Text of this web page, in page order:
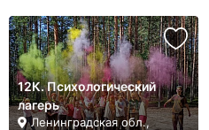
12К. Психологический
лагерь
Ленинградская обл.,